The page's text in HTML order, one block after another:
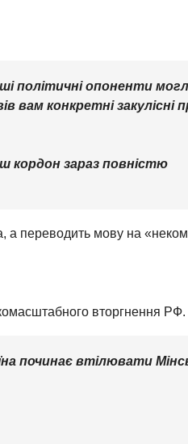
політичні опоненти
вам конкретні закулісні
кордон зараз повністю
а переводить мову на
вторгнення РФ.
починає втілювати